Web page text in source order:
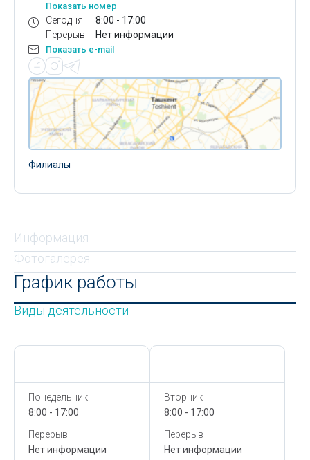
Показать номер
Сегодня
Перерыв
8:00 - 17:00
Нет информации
Показать e-mail
Филиалы
Информация
Фотогалерея
График работы
Виды деятельности
Понедельник
8:00 - 17:00
Перерыв
Нет информации
Вторник
8:00 - 17:00
Перерыв
Нет информации